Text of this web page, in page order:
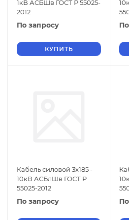
1кВ АСБШв ГОСТ Р 55025-
2012
По запросу
КУПИТЬ
Кабель силовой 3х185 -
10кВ АСБлШв ГОСТ Р
55025-2012
По запросу